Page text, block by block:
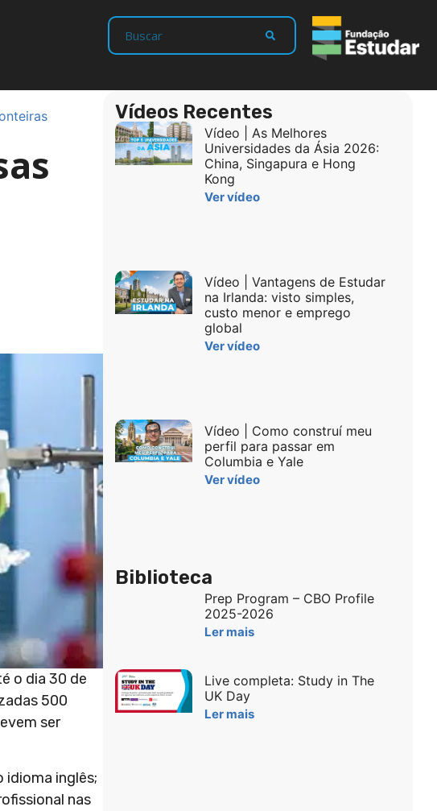
o dia 30 de
500
ser
idioma inglês;
nas
Vídeos Recentes
Vídeo | As Melhores
Universidades da Ásia 2026:
China, Singapura e Hong
Kong
Ver vídeo
Vídeo | Vantagens de Estudar
na Irlanda: visto simples,
custo menor e emprego
global
Ver vídeo
Vídeo | Como construí meu
perfil para passar em
Columbia e Yale
Ver vídeo
Biblioteca
Prep Program – CBO Profile
2025-2026
Ler mais
Live completa: Study in The
UK Day
Ler mais